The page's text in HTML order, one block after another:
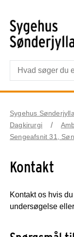
Sygehus
Dagkirurgi
Sengeafsnit 31,
Kontakt
Kontakt os hvis
undersøgelse